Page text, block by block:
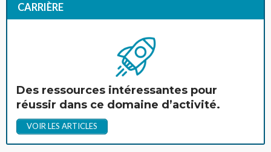
CARRIÈRE
Des ressources intéressantes pour
réussir dans ce domaine d’activité.
VOIR LES ARTICLES